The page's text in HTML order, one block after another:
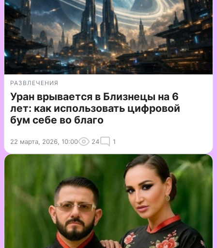
РАЗВЛЕЧЕНИЯ
Уран врывается в Близнецы на 6
лет: как использовать цифровой
бум себе во благо
22 марта, 2026, 10:00 24 1